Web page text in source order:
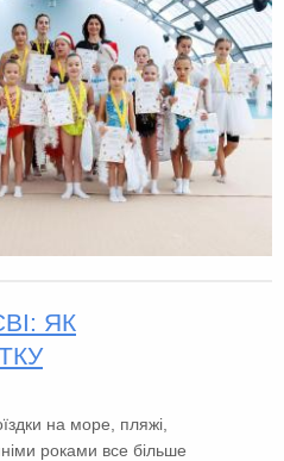
ЯК
на море, пляжі,
роками все більше